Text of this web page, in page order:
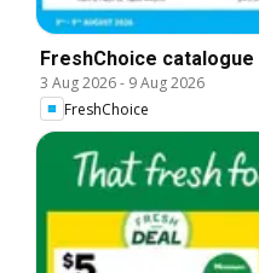
FreshChoice catalogue
3 Aug 2026- 9 Aug 2026
FreshChoice